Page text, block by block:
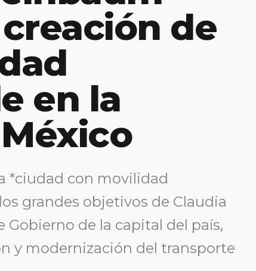
de
en la
*ciudad con movilidad
grandes objetivos de Claudia
de la capital del país,
y modernización del transporte